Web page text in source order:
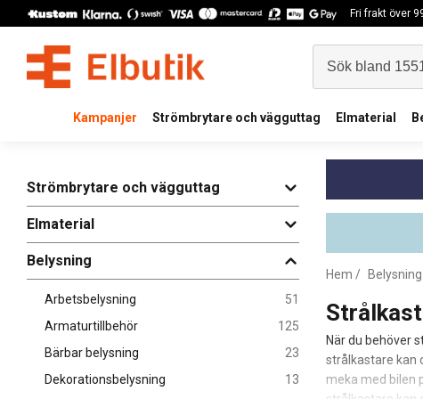
Fri frakt över
Kampanjer Strömbrytare och vägguttag Elmaterial
Strömbrytare och vägguttag
Elmaterial
Belysning
Arbetsbelysning
51
Armaturtillbehör
125
Bärbar belysning
23
Dekorationsbelysning
13
Hem / Belysning
När du behöver
strålkastare kan
meka med bilen